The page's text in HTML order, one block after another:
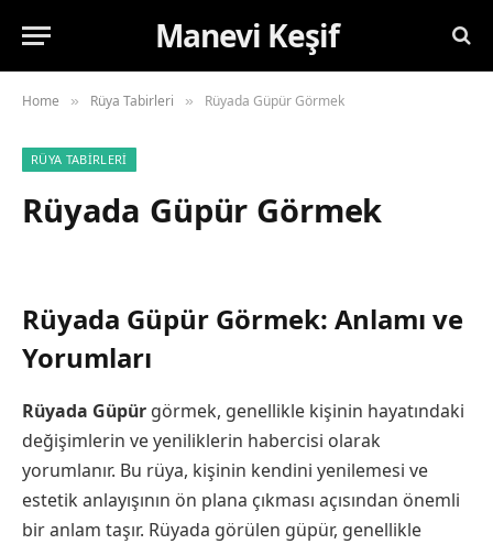
Manevi Keşif
Home » Rüya Tabirleri » Rüyada Güpür Görmek
RÜYA TABIRLERI
Rüyada Güpür Görmek
Rüyada Güpür Görmek: Anlamı ve
Yorumları
Rüyada Güpür görmek, genellikle kişinin hayatındaki
değişimlerin ve yeniliklerin habercisi olarak
yorumlanır. Bu rüya, kişinin kendini yenilemesi ve
estetik anlayışının ön plana çıkması açısından önemli
bir anlam taşır. Rüyada görülen güpür, genellikle